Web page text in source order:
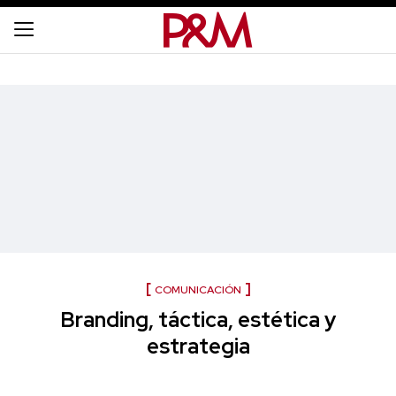
COMUNICACIÓN
Branding, táctica, estética y
estrategia